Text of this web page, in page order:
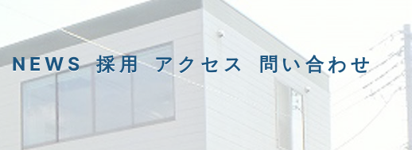
NEWS 採用 アクセス 問い合わせ